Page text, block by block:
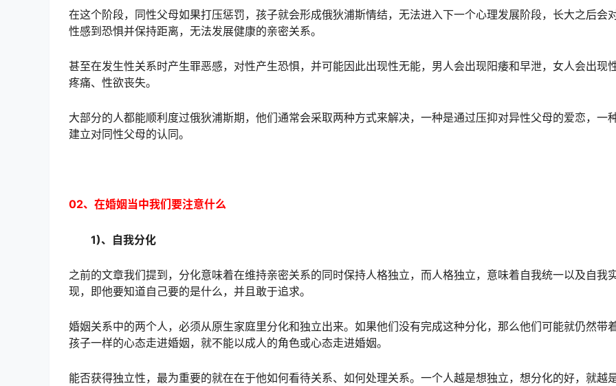
在这个阶段，同性父母如果打压惩罚，孩子就会形成俄狄浦斯情结，无法进入下一个心理发展阶段，长大之后会
性感到恐惧并保持距离，无法发展健康的亲密关系。
甚至在发生性关系时产生罪恶感，对性产生恐惧，并可能因此出现性无能，男人会出现阳痿和早泄，女人会出现
疼痛、性欲丧失。
大部分的人都能顺利度过俄狄浦斯期，他们通常会采取两种方式来解决，一种是通过压抑对异性父母的爱恋，一
建立对同性父母的认同。
02、在婚姻当中我们要注意什么
1)、自我分化
之前的文章我们提到，分化意味着在维持亲密关系的同时保持人格独立，而人格独立，意味着自我统一以及自我
现，即他要知道自己要的是什么，并且敢于追求。
婚姻关系中的两个人，必须从原生家庭里分化和独立出来。如果他们没有完成这种分化，那么他们可能就仍然带
孩子一样的心态走进婚姻，就不能以成人的角色或心态走进婚姻。
能否获得独立性，最为重要的就在在于他如何看待关系、如何处理关系。一个人越是想独立，想分化的好，就越